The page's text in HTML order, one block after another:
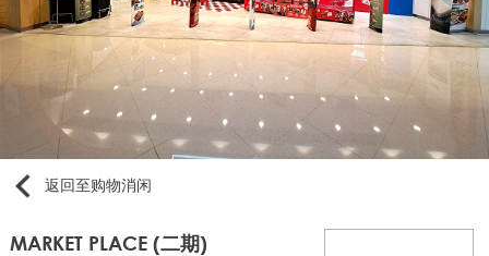
返回至购物消闲
MARKET PLACE (二期)